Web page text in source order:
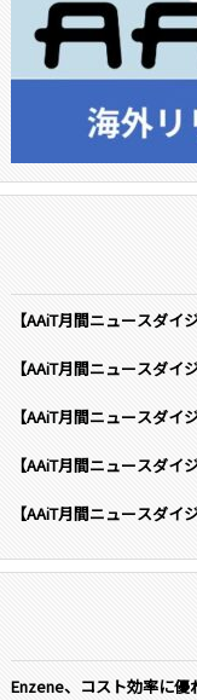
【AAiT月間ニュースダ
【AAiT月間ニュースダ
【AAiT月間ニュースダ
【AAiT月間ニュースダ
【AAiT月間ニュースダ
Enzene、コスト効率に